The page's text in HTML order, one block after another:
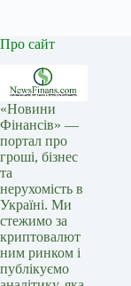
Про сайт
«Новини
Фінансів» —
портал про
гроші, бізнес
та
нерухомість в
Україні. Ми
стежимо за
криптовалют
ним ринком і
публікуємо